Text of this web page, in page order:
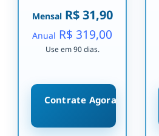
MensalR$ 31,90
Anual R$ 319,00
Use em 90 dias.
Contrate Agora